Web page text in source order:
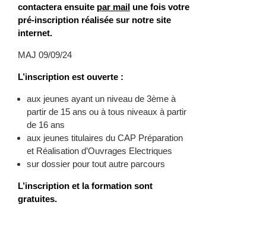
contactera ensuite par mailune fois votre
pré-inscription réalisée sur notre site
internet.
MAJ 09/09/24
L’inscription est ouverte :
aux jeunes ayant un niveau de 3ème à
partir de 15 ans ou à tous niveaux à partir
de 16 ans
aux jeunes titulaires du CAP Préparation
et Réalisation d’Ouvrages Electriques
sur dossier pour tout autre parcours
L’inscription et la formation sont
gratuites.